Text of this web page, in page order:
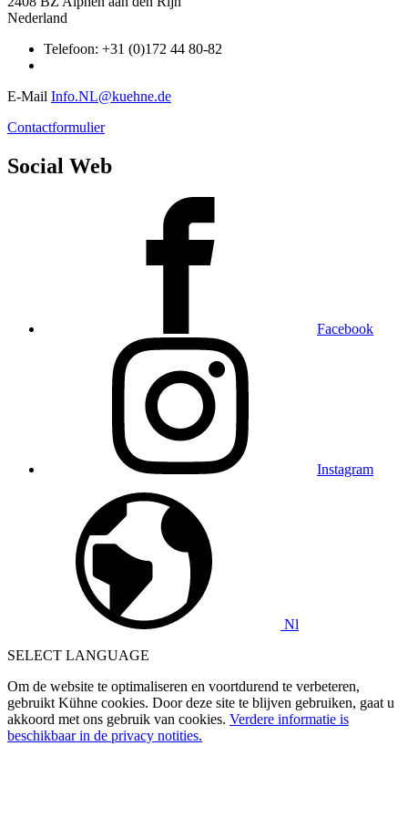
Nederland
Telefoon: +31 (0)172 44 80-82
E-Mail Info.NL@kuehne.de
Contactformulier
Social Web
Facebook
Instagram
Nl
SELECT LANGUAGE
Om de website te optimaliseren en voortdurend te verbeteren,
gebruikt Kühne cookies. Door deze site te blijven gebruiken, gaat u
akkoord met ons gebruik van cookies. Verdere informatie is
beschikbaar in de privacy notities.